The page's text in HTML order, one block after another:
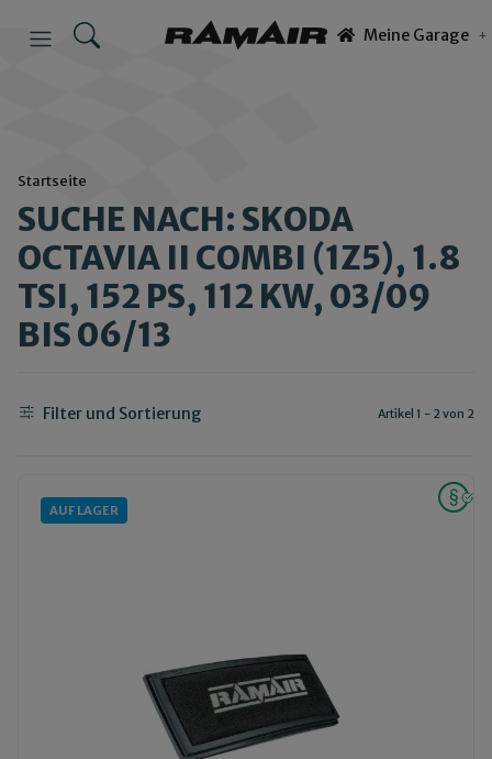
Meine Garage
Startseite
SUCHE NACH: SKODA
OCTAVIA II COMBI (1Z5), 1.8
TSI, 152 PS, 112 KW, 03/09
BIS 06/13
Filter und Sortierung Artikel 1 - 2 von 2
AUF LAGER